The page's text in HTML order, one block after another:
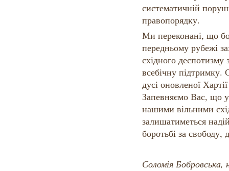
систематичній
правопорядку.
Ми переконані, що
передньому рубежі
східного деспотизму
всебічну
дусі оновленої
Запевняємо Вас, що
нашими вільними
залишатиметься
боротьбі за
Соломія